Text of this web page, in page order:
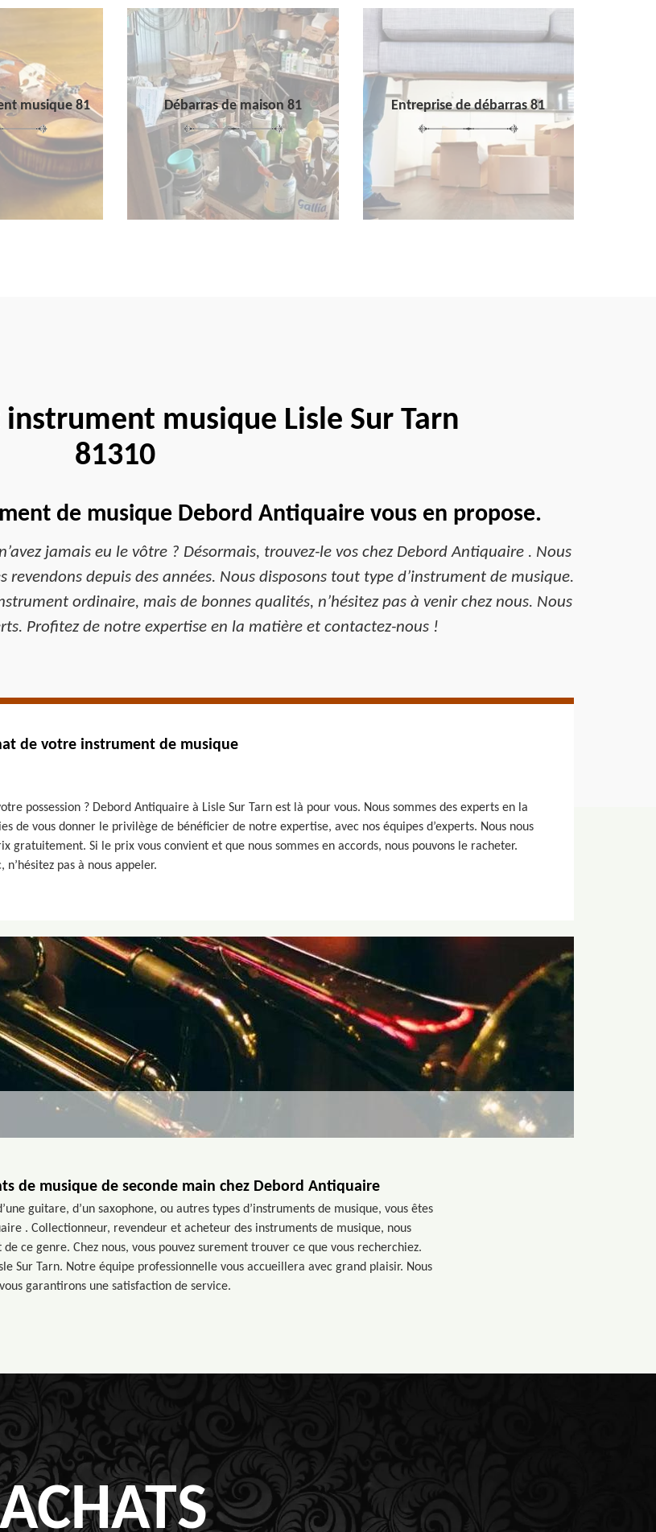
musique 81 Débarras de maison 81 Entreprise de débarras 81
musique Lisle Sur Tarn
81310
de musique Debord Antiquaire vous en propose.
jamais eu le vôtre ? Désormais, trouvez-le vos chez Debord Antiquaire . Nous
depuis des années. Nous disposons tout type d’instrument de musique.
ordinaire, mais de bonnes qualités, n’hésitez pas à venir chez nous. Nous
Profitez de notre expertise en la matière et contactez-nous !
de votre instrument de musique
possession ? Debord Antiquaire à Lisle Sur Tarn est là pour vous. Nous sommes des experts en la
de vous donner le privilège de bénéficier de notre expertise, avec nos équipes d’experts. Nous nous
gratuitement. Si le prix vous convient et que nous sommes en accords, nous pouvons le racheter.
pas à nous appeler.
de musique de seconde main chez Debord Antiquaire
guitare, d’un saxophone, ou autres types d’instruments de musique, vous êtes
. Collectionneur, revendeur et acheteur des instruments de musique, nous
ce genre. Chez nous, vous pouvez surement trouver ce que vous recherchiez.
Sur Tarn. Notre équipe professionnelle vous accueillera avec grand plaisir. Nous
vous garantirons une satisfaction de service.